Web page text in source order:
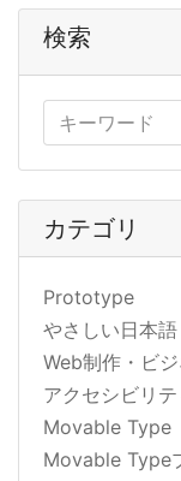
検索
カテゴリ
Prototype
やさしい日本語
Web制作・ビ
アクセシビリテ
Movable Type
Movable Type